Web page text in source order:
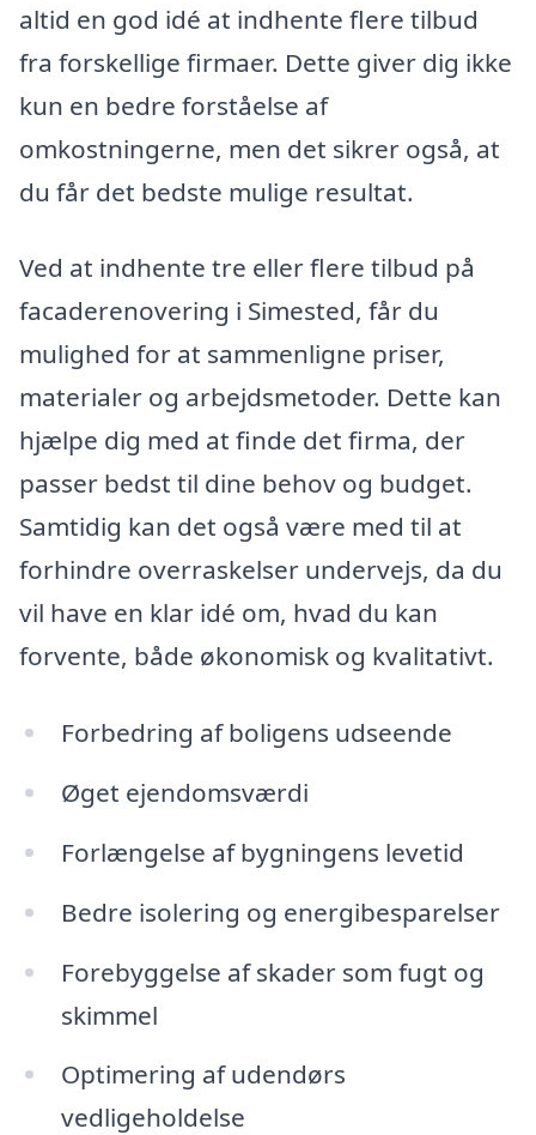
altid en god idé at indhente flere tilbud
fra forskellige firmaer. Dette giver dig ikke
kun en bedre forståelse af
omkostningerne, men det sikrer også, at
du får det bedste mulige resultat.
Ved at indhente tre eller flere tilbud på
facaderenovering i Simested, får du
mulighed for at sammenligne priser,
materialer og arbejdsmetoder. Dette kan
hjælpe dig med at finde det firma, der
passer bedst til dine behov og budget.
Samtidig kan det også være med til at
forhindre overraskelser undervejs, da du
vil have en klar idé om, hvad du kan
forvente, både økonomisk og kvalitativt.
Forbedring af boligens udseende
Øget ejendomsværdi
Forlængelse af bygningens levetid
Bedre isolering og energibesparelser
Forebyggelse af skader som fugt og
skimmel
Optimering af udendørs
vedligeholdelse